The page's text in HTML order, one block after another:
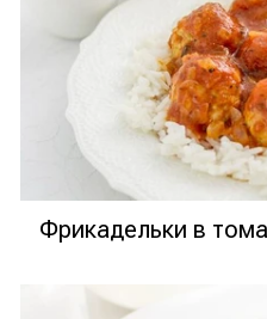
Фрикадельки в